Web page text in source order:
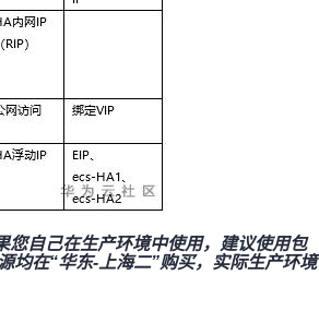
您自己在生产环境中使用，建议使用包
均在“华东-上海二”购买，实际生产环境